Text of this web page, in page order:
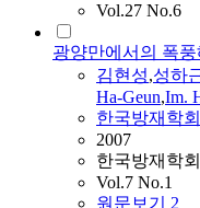
Vol.27 No.6
광양만에서의 폭풍
김현성,성하
Ha-Geun,Im.
한국방재학회
2007
한국방재학회
Vol.7 No.1
원문보기 2